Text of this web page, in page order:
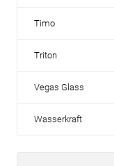
Timo
Triton
Vegas Glass
Wasserkraft